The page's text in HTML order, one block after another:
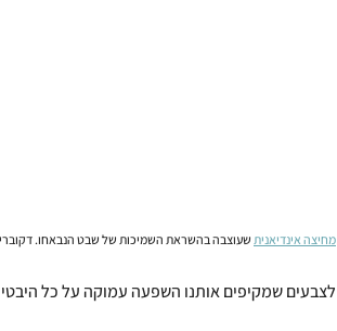
מחיצה אינדיאנית שעוצבה בהשראת השמיכות של שבט הנבאחו.
לצבעים שמקיפים אותנו השפעה עמוקה על כל היבטי